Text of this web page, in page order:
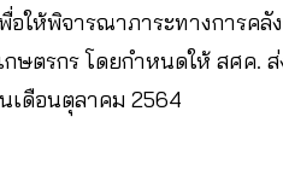
ให้พิจารณาภาระทางการคลั
ษตรกร โดยกำหนดให้ สศค.
เดือนตุลาคม 2564